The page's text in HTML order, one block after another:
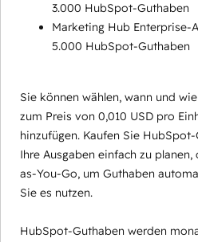
3.000 HubSpot-Guthaben
Marketing Hub Enterprise-
5.000 HubSpot-Guthaben
Sie können wählen, wann und
zum Preis von 0,010 USD pro
hinzufügen. Kaufen Sie
Ihre Ausgaben einfach zu
as-You-Go, um Guthaben
Sie es nutzen.
HubSpot-Guthaben werden